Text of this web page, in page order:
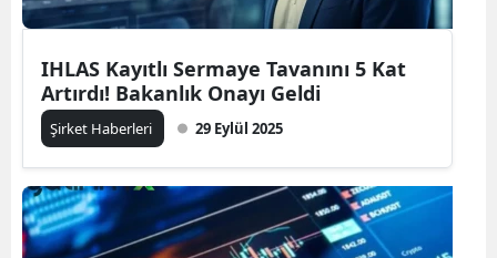
IHLAS Kayıtlı Sermaye Tavanını 5 Kat
Artırdı! Bakanlık Onayı Geldi
Şirket Haberleri 29 Eylül 2025